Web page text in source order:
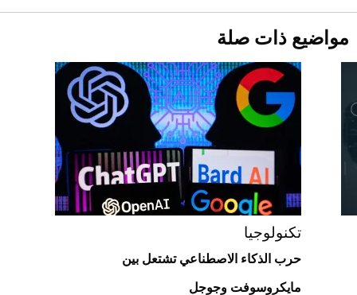
أغلى 10 عطور في العالم للرجال تمنحك فخامة
استثنائية
2026-07-25
"بوجاتي ميسترال" الاستثنائية للبيع في
مزاد مونتيري
2026-07-23
مواضيع ذات صلة
تكنولوجيا
حرب الذكاء الاصطناعي تشتعل بين
مايكروسوفت وجوجل